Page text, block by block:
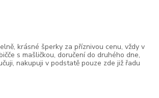
krásné šperky za příznivou cenu, vždy v
s mašličkou, doručení do druhého dne,
nakupuji v podstatě pouze zde již řadu